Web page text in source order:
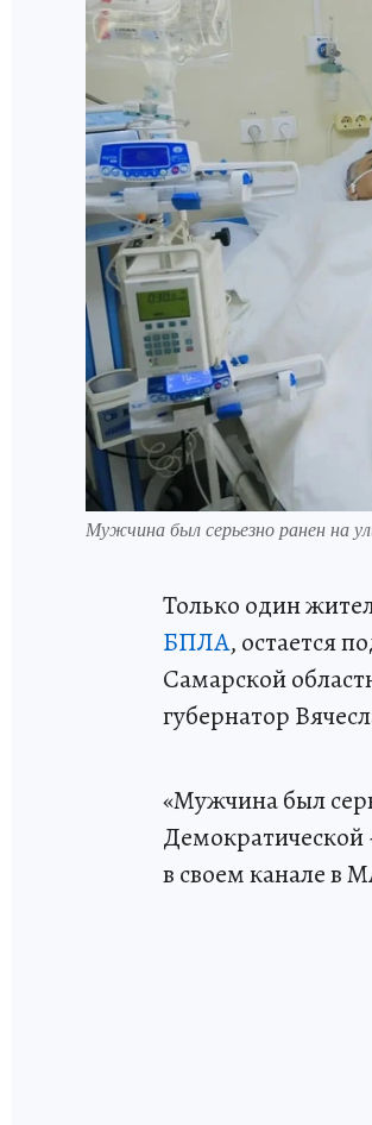
Мужчина был серьезно ранен на
Только один
БПЛА, остается
Самарской
губернатор
«Мужчина был
Демократической
в своем канале в